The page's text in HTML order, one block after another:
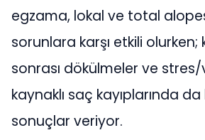
egzama, lokal ve total
sorunlara karşı etkili
sonrası dökülmeler ve
kaynaklı saç kayıplarında da
sonuçlar veriyor.